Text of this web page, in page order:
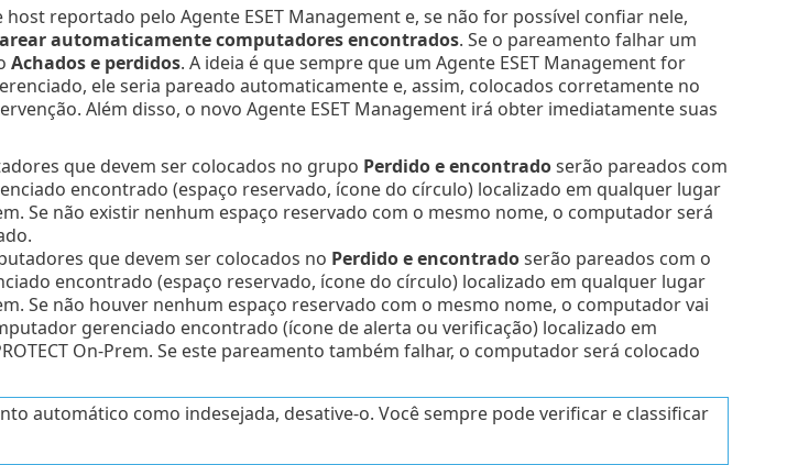
reportado pelo Agente ESET Management e, se não for possível confiar nele,
automaticamente computadores encontrados. Se o pareamento falhar um
Achados e perdidos. A ideia é que sempre que um Agente ESET Management for
ele seria pareado automaticamente e, assim, colocados corretamente no
Além disso, o novo Agente ESET Management irá obter imediatamente suas
que devem ser colocados no grupo Perdido e encontradoserão pareados com
encontrado (espaço reservado, ícone do círculo) localizado em qualquer lugar
Se não existir nenhum espaço reservado com o mesmo nome, o computador será
que devem ser colocados no Perdido e encontradoserão pareados com o
encontrado (espaço reservado, ícone do círculo) localizado em qualquer lugar
Se não houver nenhum espaço reservado com o mesmo nome, o computador vai
gerenciado encontrado (ícone de alerta ou verificação) localizado em
On-Prem. Se este pareamento também falhar, o computador será colocado
automático como indesejada, desative-o. Você sempre pode verificar e classificar